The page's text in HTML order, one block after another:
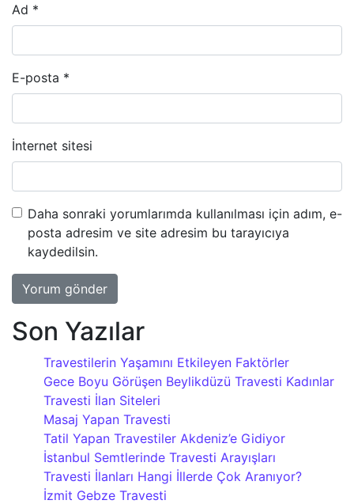
Ad *
E-posta *
İnternet sitesi
Daha sonraki yorumlarımda kullanılması için adım, e-
posta adresim ve site adresim bu tarayıcıya
kaydedilsin.
Son Yazılar
Travestilerin Yaşamını Etkileyen Faktörler
Gece Boyu Görüşen Beylikdüzü Travesti Kadınlar
Travesti İlan Siteleri
Masaj Yapan Travesti
Tatil Yapan Travestiler Akdeniz’e Gidiyor
İstanbul Semtlerinde Travesti Arayışları
Travesti İlanları Hangi İllerde Çok Aranıyor?
İzmit Gebze Travesti